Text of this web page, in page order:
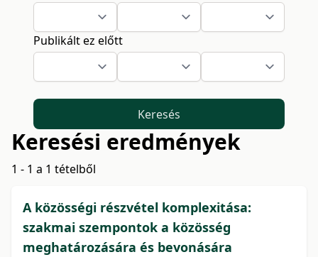
Publikált ez előtt
Keresés
Keresési eredmények
1 - 1 a 1 tételből
A közösségi részvétel komplexitása:
szakmai szempontok a közösség
meghatározására és bevonására